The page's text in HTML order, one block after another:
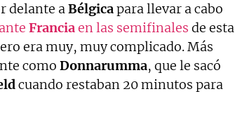
delante aBélgicapara llevar a cabo
Franciaen las semifinales de esta
era muy, muy complicado. Más
como Donnarumma, que le sacó
cuando restaban 20 minutos para